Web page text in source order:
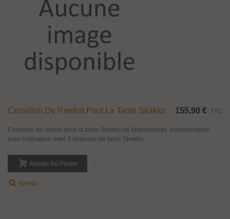
Croisillon De Renfort Pout La Table Skakko 155,90 € TTC
Croisillon de renfort pour la table Skakko de Motusmentis. Indispensable
pour l'utilisation avec 6 plateaux de table Skakko.
Ajouter Au Panier
Aperçu